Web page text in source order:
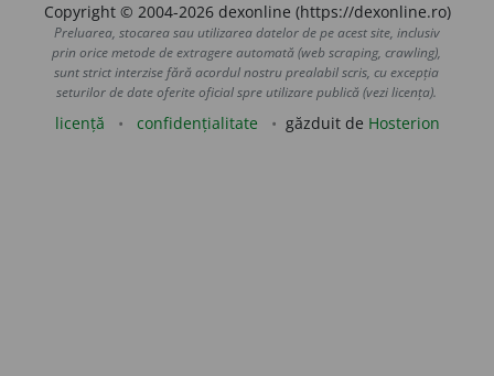
Copyright © 2004-2026 dexonline (https://dexonline.ro)
Preluarea, stocarea sau utilizarea datelor de pe acest site, inclusiv
prin orice metode de extragere automată (web scraping, crawling),
sunt strict interzise fără acordul nostru prealabil scris, cu excepția
seturilor de date oferite oficial spre utilizare publică (vezi licența).
licență confidențialitate găzduit de Hosterion